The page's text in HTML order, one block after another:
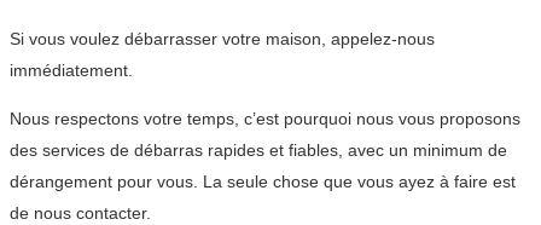
Si vous voulez débarrasser votre maison, appelez-nous
immédiatement.
Nous respectons votre temps, c’est pourquoi nous vous proposons
des services de débarras rapides et fiables, avec un minimum de
dérangement pour vous. La seule chose que vous ayez à faire est
de nous contacter.